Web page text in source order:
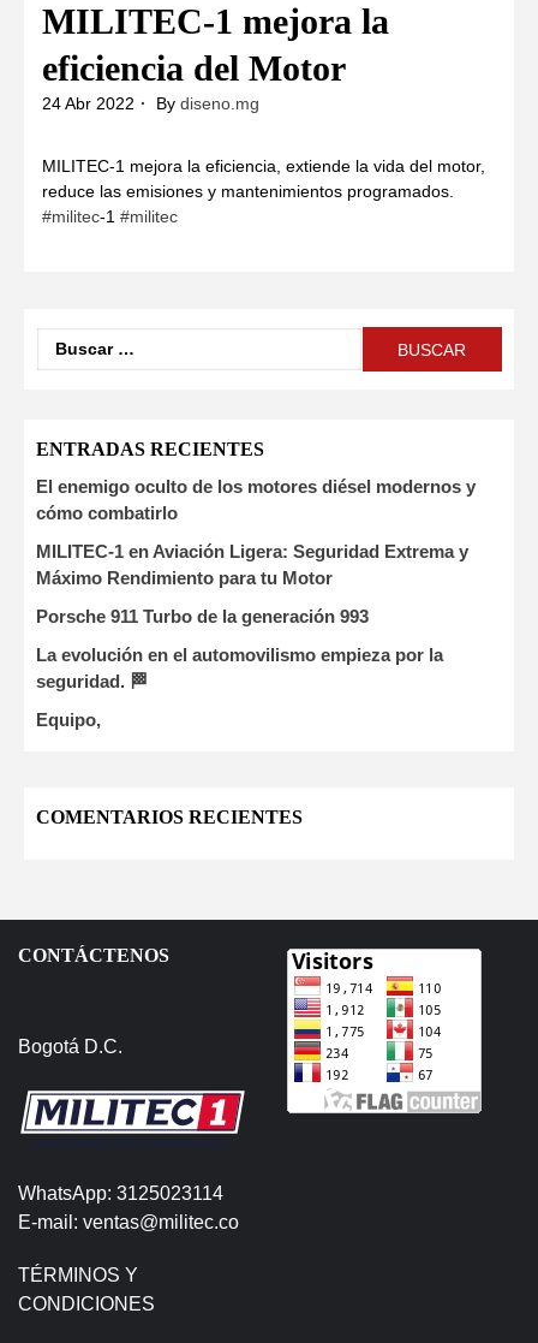
MILITEC-1 mejora la
eficiencia del Motor
24 Abr 2022 By diseno.mg
MILITEC-1 mejora la eficiencia, extiende la vida del motor,
reduce las emisiones y mantenimientos programados.
#militec-1 #militec
ENTRADAS RECIENTES
El enemigo oculto de los motores diésel modernos y
cómo combatirlo
MILITEC-1 en Aviación Ligera: Seguridad Extrema y
Máximo Rendimiento para tu Motor
Porsche 911 Turbo de la generación 993
La evolución en el automovilismo empieza por la
seguridad. 🏁
Equipo,
COMENTARIOS RECIENTES
CONTÁCTENOS
Bogotá D.C.
WhatsApp: 3125023114
E-mail: ventas@militec.co
TÉRMINOS Y
CONDICIONES